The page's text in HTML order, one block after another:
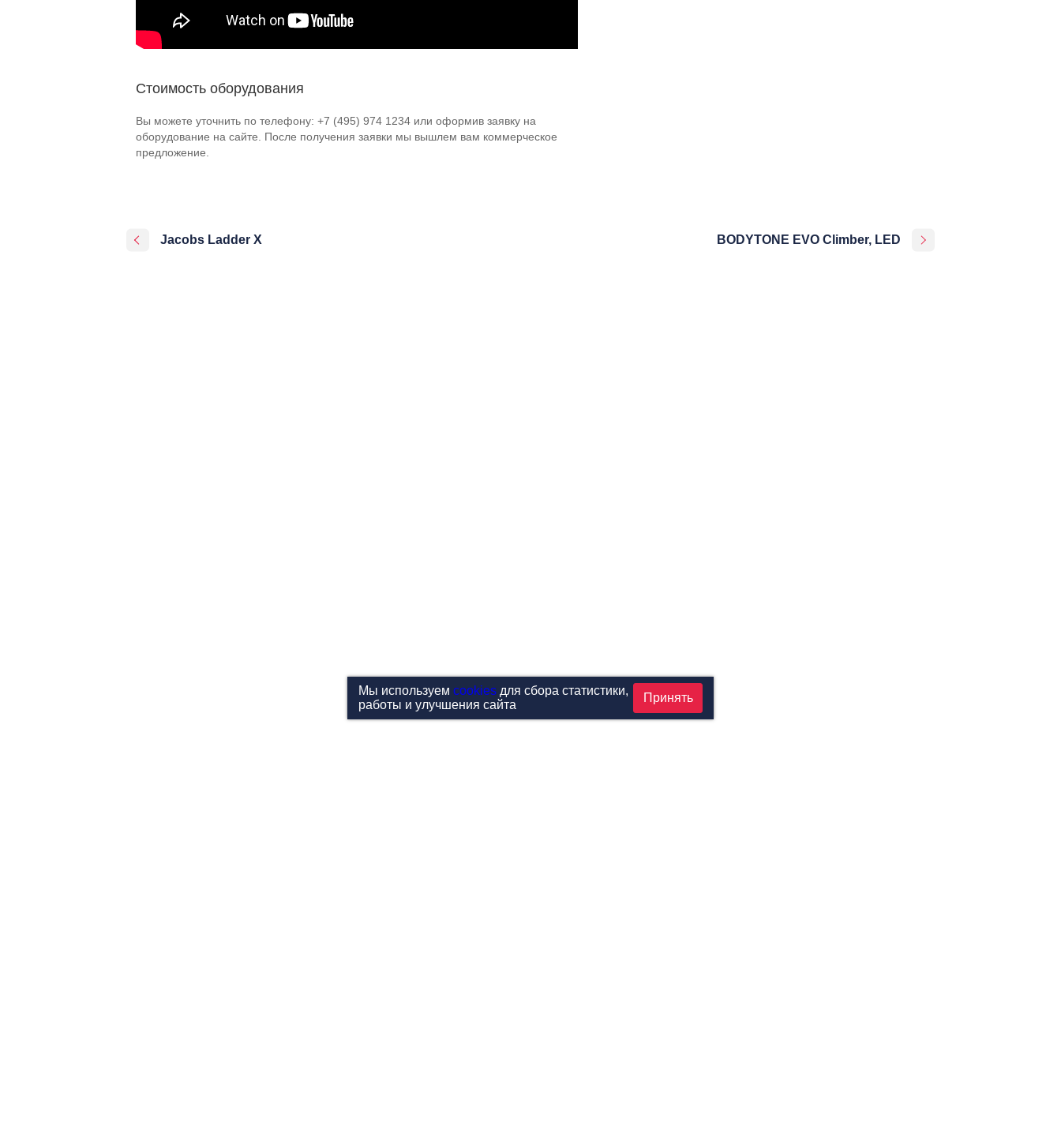
Стоимость оборудования
Вы можете уточнить по телефону: +7 (495) 974 1234 или оформив заявку на
оборудование на сайте. После получения заявки мы вышлем вам коммерческое
предложение.
Jacobs Ladder X BODYTONE EVO Climber, LED
Мы используем cookiesдля сбора статистики,
работы и улучшения сайта
Принять